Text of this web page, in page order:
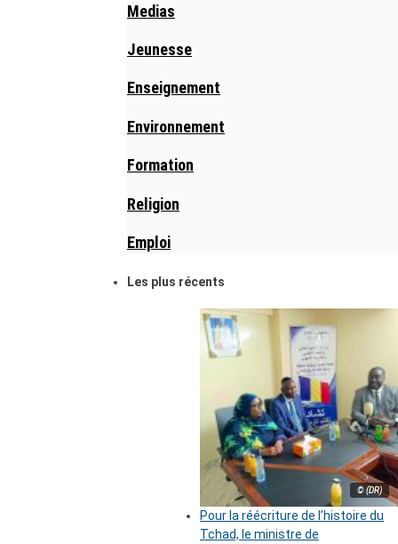
Medias
Jeunesse
Enseignement
Environnement
Formation
Religion
Emploi
Les plus récents
© (DR)
Pour la réécriture de l’histoire du
Tchad, le ministre de